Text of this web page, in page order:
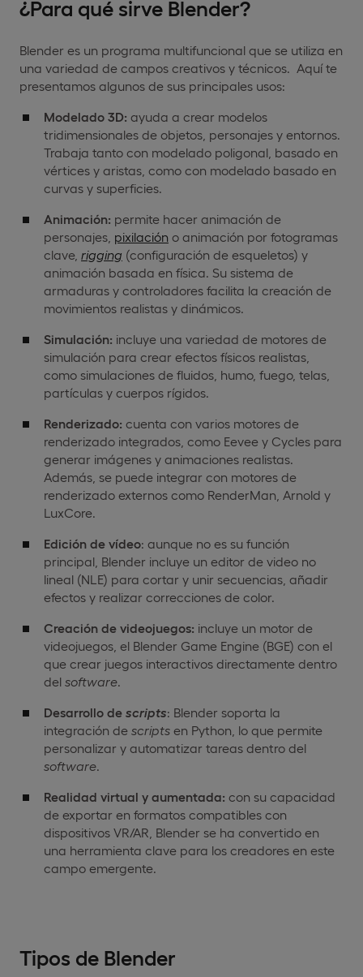
¿Para qué sirve Blender?
Blender es un programa multifuncional que se utiliza en
una variedad de campos creativos y técnicos. Aquí te
presentamos algunos de sus principales usos:
Modelado 3D: ayuda a crear modelos
tridimensionales de objetos, personajes y entornos.
Trabaja tanto con modelado poligonal, basado en
vértices y aristas, como con modelado basado en
curvas y superficies.
Animación: permite hacer animación de
personajes, pixilación o animación por fotogramas
clave, rigging (configuración de esqueletos) y
animación basada en física. Su sistema de
armaduras y controladores facilita la creación de
movimientos realistas y dinámicos.
Simulación: incluye una variedad de motores de
simulación para crear efectos físicos realistas,
como simulaciones de fluidos, humo, fuego, telas,
partículas y cuerpos rígidos.
Renderizado: cuenta con varios motores de
renderizado integrados, como Eevee y Cycles para
generar imágenes y animaciones realistas.
Además, se puede integrar con motores de
renderizado externos como RenderMan, Arnold y
LuxCore.
Edición de vídeo: aunque no es su función
principal, Blender incluye un editor de video no
lineal (NLE) para cortar y unir secuencias, añadir
efectos y realizar correcciones de color.
Creación de videojuegos: incluye un motor de
videojuegos, el Blender Game Engine (BGE) con el
que crear juegos interactivos directamente dentro
del software
Desarrollo de scripts: Blender soporta la
integración de scripts en Python, lo que permite
personalizar y automatizar tareas dentro del
software
Realidad virtual y aumentada: con su capacidad
de exportar en formatos compatibles con
dispositivos VR/AR, Blender se ha convertido en
una herramienta clave para los creadores en este
campo emergente.
Tipos de Blender